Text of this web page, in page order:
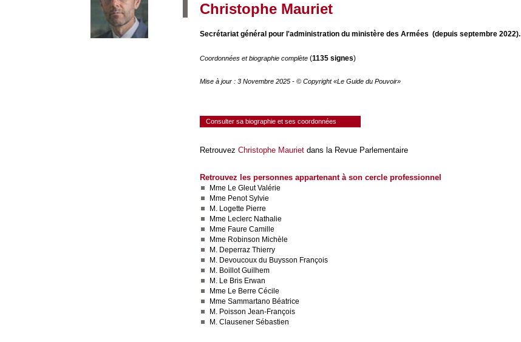
Christophe Mauriet
Secrétariat général pour l'administration du ministère des Armées (depuis septembre 2022).
Coordonnées et biographie complète (1135 signes)
Mise à jour : 3 Novembre 2025 - © Copyright «Le Guide du Pouvoir»
Consulter sa biographie et ses coordonnées
Retrouvez Christophe Mauriet dans la Revue Parlementaire
Retrouvez les personnes appartenant à son cercle professionnel
Mme Le Gleut Valérie
Mme Penot Sylvie
M. Logette Pierre
Mme Leclerc Nathalie
Mme Faure Camille
Mme Robinson Michèle
M. Deperraz Thierry
M. Devoucoux du Buysson François
M. Boillot Guilhem
M. Le Bris Erwan
Mme Le Berre Cécile
Mme Sammartano Béatrice
M. Poisson Jean-François
M. Clausener Sébastien